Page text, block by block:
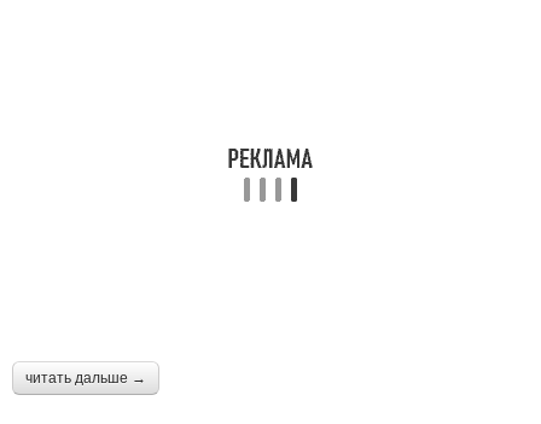
читать дальше →